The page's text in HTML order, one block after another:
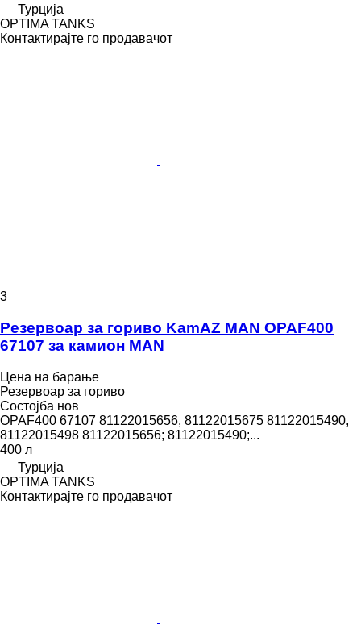
Турција
OPTIMA TANKS
Контактирајте го продавачот
3
Резервоар за гориво KamAZ MAN OPAF400
67107 за камион MAN
Цена на барање
Резервоар за гориво
Состојба нов
OPAF400 67107 81122015656, 81122015675 81122015490,
81122015498 81122015656; 81122015490;...
400 л
Турција
OPTIMA TANKS
Контактирајте го продавачот